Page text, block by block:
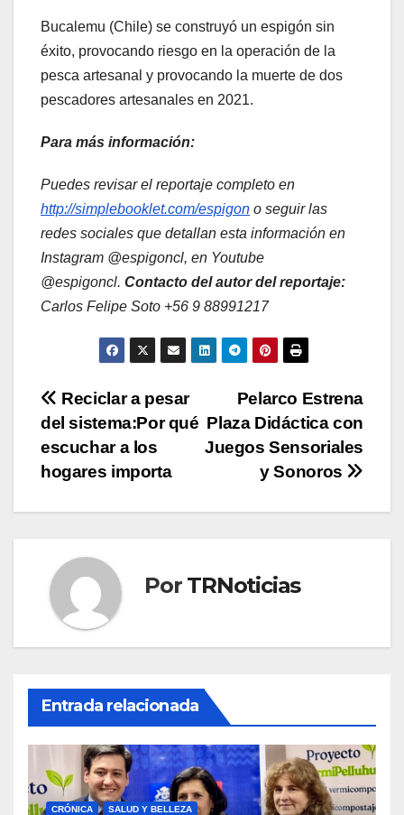
Bucalemu (Chile) se construyó un espigón sin
éxito, provocando riesgo en la operación de la
pesca artesanal y provocando la muerte de dos
pescadores artesanales en 2021.
Para más información:
Puedes revisar el reportaje completo en
http://simplebooklet.com/espigon o seguir las
redes sociales que detallan esta información en
Instagram @espigoncl, en Youtube
@espigoncl. Contacto del autor del reportaje:
Carlos Felipe Soto +56 9 88991217
Navegación
de
entradas
Pelarco Estrena
Plaza Didáctica con
Juegos Sensoriales
y Sonoros
Reciclar a pesar
del sistema:Por qué
escuchar a los
hogares importa
Por TRNoticias
Entrada relacionada
CRÓNICA SALUD Y BELLEZA